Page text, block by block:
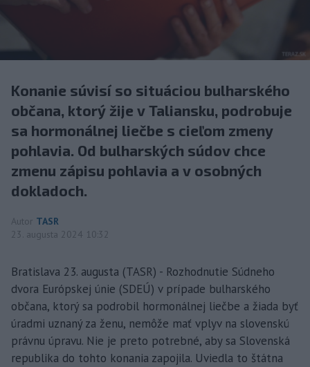
Konanie súvisí so situáciou bulharského
občana, ktorý žije v Taliansku, podrobuje
sa hormonálnej liečbe s cieľom zmeny
pohlavia. Od bulharských súdov chce
zmenu zápisu pohlavia a v osobných
dokladoch.
Autor TASR
23. augusta 2024 10:32
Bratislava 23. augusta (TASR) - Rozhodnutie Súdneho
dvora Európskej únie (SDEÚ) v prípade bulharského
občana, ktorý sa podrobil hormonálnej liečbe a žiada byť
úradmi uznaný za ženu, nemôže mať vplyv na slovenskú
právnu úpravu. Nie je preto potrebné, aby sa Slovenská
republika do tohto konania zapojila. Uviedla to štátna